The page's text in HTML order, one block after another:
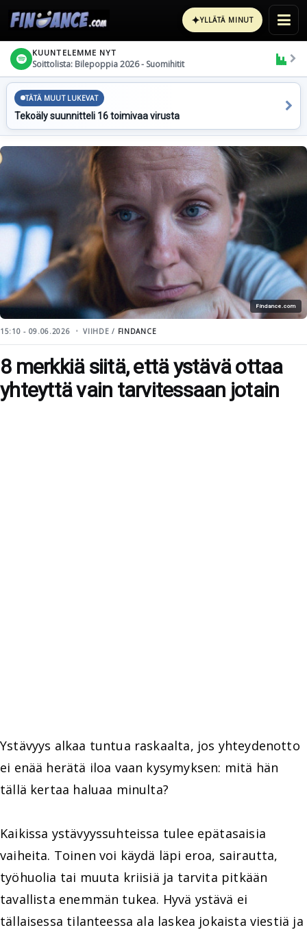
✦YLLÄTÄ MINUT
KUUNTELEMME NYT
Soittolista: Bilepoppia 2026 - Suomihitit
TÄTÄ MUUT LUKEVAT
Tekoäly suunnitteli 16 toimivaa virusta
Findance.com
15:10 - 09.06.2026 VIIHDE / FINDANCE
8 merkkiä siitä, että ystävä ottaa
yhteyttä vain tarvitessaan jotain
Ystävyys alkaa tuntua raskaalta, jos yhteydenotto
ei enää herätä iloa vaan kysymyksen: mitä hän
tällä kertaa haluaa minulta?
Kaikissa ystävyyssuhteissa tulee epätasaisia
vaiheita. Toinen voi käydä läpi eroa, sairautta,
työhuolia tai muuta kriisiä ja tarvita pitkään
tavallista enemmän tukea. Hyvä ystävä ei
tällaisessa tilanteessa ala laskea jokaista viestiä ja